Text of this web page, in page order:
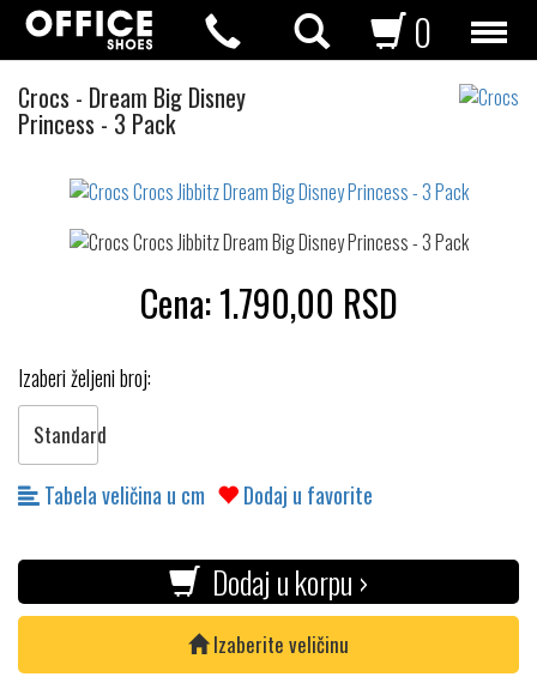
0
Crocs Crocs
Jibbitz
- Dream Big Disney
Princess - 3 Pack
waterproof
Cena:1.790,00 RSD
Izaberi željeni broj:
Standard
Tabela veličina u cm Dodaj u favorite
Dodaj u korpu ›
Izaberite veličinu